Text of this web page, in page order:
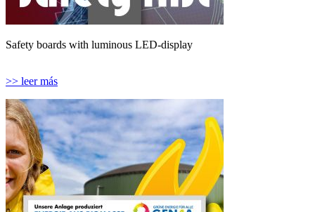
Safety boards with luminous LED-display
>> leer más